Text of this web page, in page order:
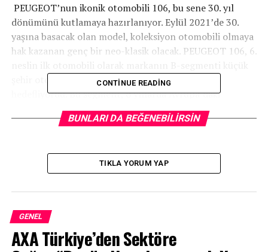
PEUGEOT’nun ikonik otomobili 106, bu sene 30. yıl
dönümünü kutlamaya hazırlanıyor. Eylül 2021’de 30.
yaşına basacak olan model, koleksiyon otomobili olmaya
hak kazanan genç bir neo-klasik olacak. PEUGEOT 106, 6.
şehir otomobili pazarındaki iddiasını arttırmayı
hedefliyordu. Bu segment, o yıllarda Avrupa’daki
satışların üçte birinden biraz fazlasını ve Fransa’daki
satışların yüzde 40’ını oluşturuyordu.
CONTINUE READING
BUNLARI DA BEĞENEBILIRSIN
TIKLA YORUM YAP
GENEL
AXA Türkiye’den Sektöre